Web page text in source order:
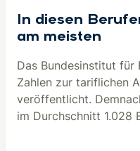
In diesen
am meisten
Das Bundesinstitut für
Zahlen zur tariflichen
veröffentlicht.
im Durchschnitt 1.028